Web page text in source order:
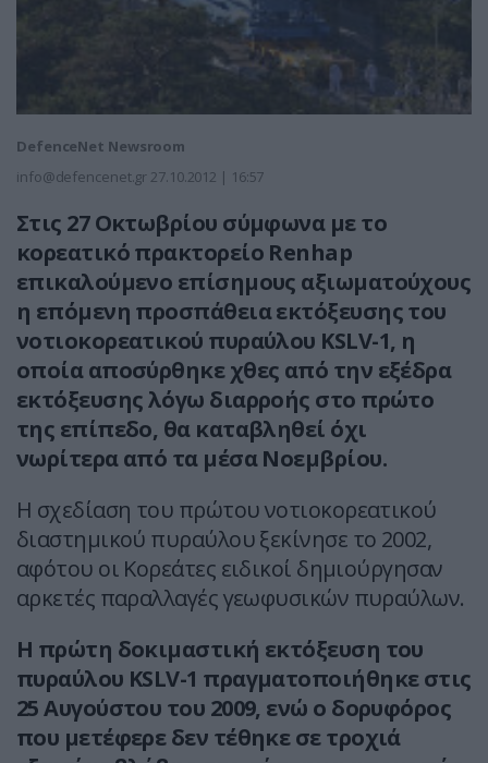
DefenceNet Newsroom
info@defencenet.gr 27.10.2012 | 16:57
Στις 27 Οκτωβρίου σύμφωνα με το
κορεατικό πρακτορείο Renhap
επικαλούμενο επίσημους αξιωματούχους
η επόμενη προσπάθεια εκτόξευσης του
νοτιοκορεατικού πυραύλου KSLV-1, η
οποία αποσύρθηκε χθες από την εξέδρα
εκτόξευσης λόγω διαρροής στο πρώτο
της επίπεδο, θα καταβληθεί όχι
νωρίτερα από τα μέσα Νοεμβρίου.
Η σχεδίαση του πρώτου νοτιοκορεατικού
διαστημικού πυραύλου ξεκίνησε το 2002,
αφότου οι Κορεάτες ειδικοί δημιούργησαν
αρκετές παραλλαγές γεωφυσικών πυραύλων.
Η πρώτη δοκιμαστική εκτόξευση του
πυραύλου KSLV-1 πραγματοποιήθηκε στις
25 Αυγούστου του 2009, ενώ ο δορυφόρος
που μετέφερε δεν τέθηκε σε τροχιά